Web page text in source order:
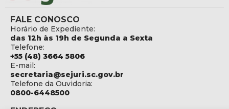
FALE CONOSCO
Horário de Expediente:
das 12h às 19h de Segunda a Sexta
Telefone:
+55 (48) 3664 5806
E-mail:
secretaria@sejuri.sc.gov.br
Telefone da Ouvidoria:
0800-6448500